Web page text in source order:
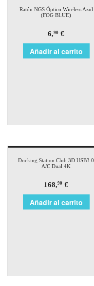
Ratón NGS Óptico Wireless Azul
(FOG BLUE)
6,90 €
Añadir al carrito
Docking Station Club 3D USB3.0
A/C Dual 4K
168,90 €
Añadir al carrito